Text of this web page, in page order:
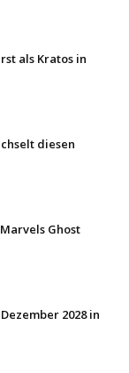
als Kratos in
diesen
Ghost
2028 in